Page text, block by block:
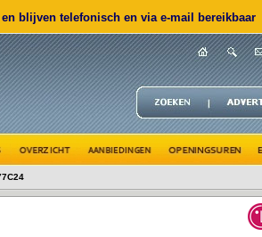
blijven telefonisch en via e-mail bereikbaar